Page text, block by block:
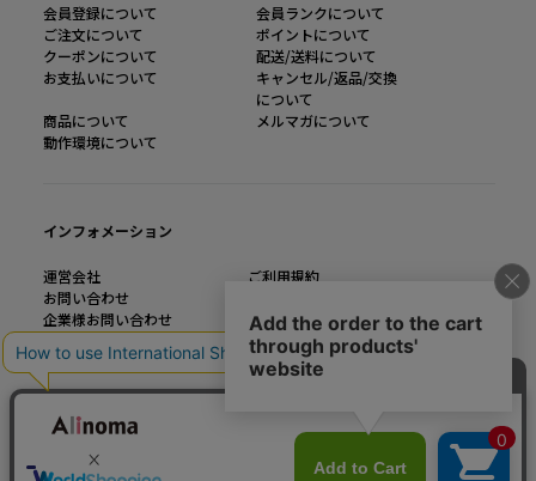
会員登録について
会員ランクについて
ご注文について
ポイントについて
クーポンについて
配送/送料について
お支払いについて
キャンセル/返品/交換
について
商品について
メルマガについて
動作環境について
インフォメーション
運営会社
ご利用規約
お問い合わせ
企業様お問い合わせ
個人情報の取り扱い